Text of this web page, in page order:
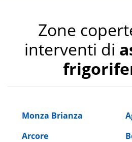
Zone
interventi di
Monza Brianza
Arcore